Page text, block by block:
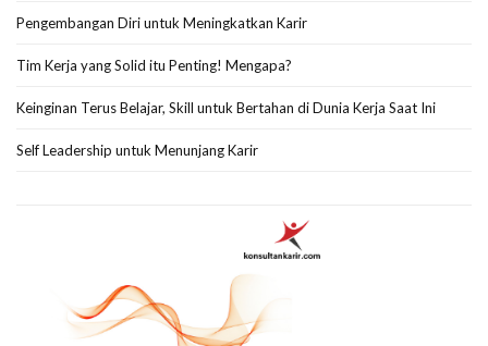
Pengembangan Diri untuk Meningkatkan Karir
Tim Kerja yang Solid itu Penting! Mengapa?
Keinginan Terus Belajar, Skill untuk Bertahan di Dunia Kerja Saat Ini
Self Leadership untuk Menunjang Karir